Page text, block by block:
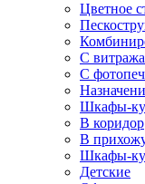
Цветное
С
С
Шкафы-
В коридор
В
Шкафы-
Детские